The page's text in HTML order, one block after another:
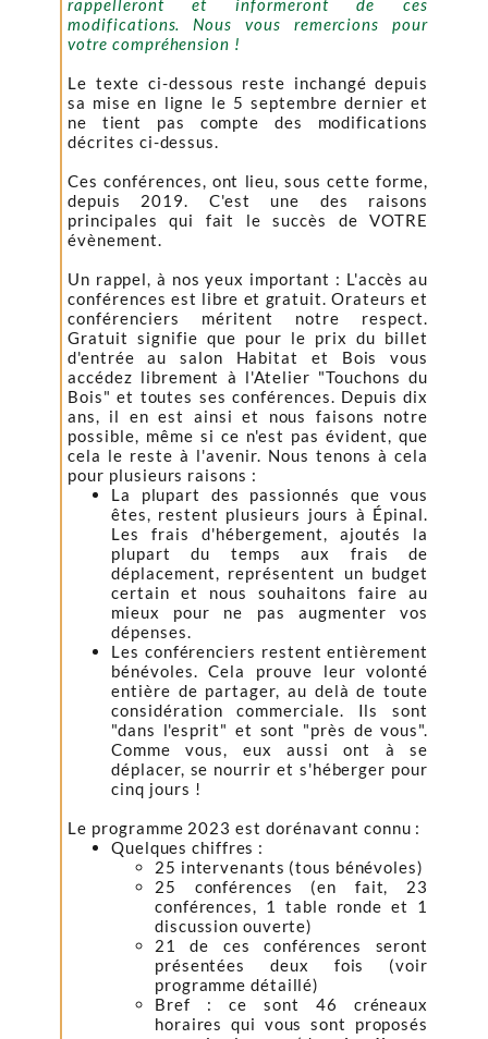
rappelleront et informeront de ces
modifications. Nous vous remercions pour
votre compréhension !
Le texte ci-dessous reste inchangé depuis
sa mise en ligne le 5 septembre dernier et
ne tient pas compte des modifications
décrites ci-dessus.
Ces conférences, ont lieu, sous cette forme,
depuis 2019. C'est une des raisons
principales qui fait le succès de VOTRE
évènement.
Un rappel, à nos yeux important : L'accès au
conférences est libre et gratuit. Orateurs et
conférenciers méritent notre respect.
Gratuit signifie que pour le prix du billet
d'entrée au salon Habitat et Bois vous
accédez librement à l'Atelier "Touchons du
Bois" et toutes ses conférences. Depuis dix
ans, il en est ainsi et nous faisons notre
possible, même si ce n'est pas évident, que
cela le reste à l'avenir. Nous tenons à cela
pour plusieurs raisons :
La plupart des passionnés que vous
êtes, restent plusieurs jours à Épinal.
Les frais d'hébergement, ajoutés la
plupart du temps aux frais de
déplacement, représentent un budget
certain et nous souhaitons faire au
mieux pour ne pas augmenter vos
dépenses.
Les conférenciers restent entièrement
bénévoles. Cela prouve leur volonté
entière de partager, au delà de toute
considération commerciale. Ils sont
"dans l'esprit" et sont "près de vous".
Comme vous, eux aussi ont à se
déplacer, se nourrir et s'héberger pour
cinq jours !
Le programme 2023 est dorénavant connu :
Quelques chiffres :
25 intervenants (tous bénévoles)
25 conférences (en fait, 23
conférences, 1 table ronde et 1
discussion ouverte)
21 de ces conférences seront
présentées deux fois (voir
programme détaillé)
Bref : ce sont 46 créneaux
horaires qui vous sont proposés